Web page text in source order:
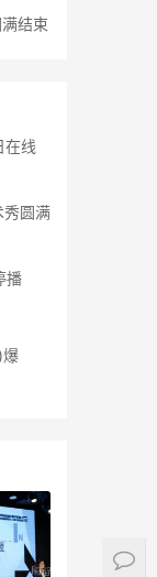
结束
在线
秀圆满
播
爆